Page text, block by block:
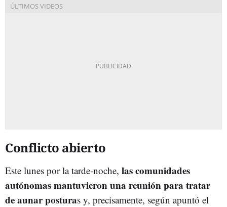
Conflicto abierto
Este lunes por la tarde-noche, las comunidades
autónomas mantuvieron una reunión para tratar
de aunar posturas y, precisamente, según apuntó el